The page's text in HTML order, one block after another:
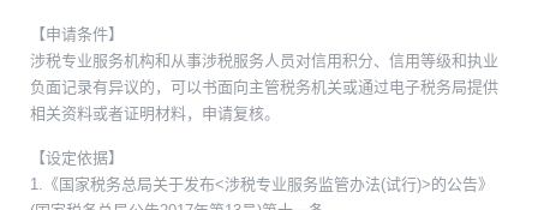
【申请条件】
涉税专业服务机构和从事涉税服务人员对信用积分、信用等级和执业
负面记录有异议的，可以书面向主管税务机关或通过电子税务局提供
相关资料或者证明材料，申请复核。
【设定依据】
1.《国家税务总局关于发布<涉税专业服务监管办法(试行)>的公告》